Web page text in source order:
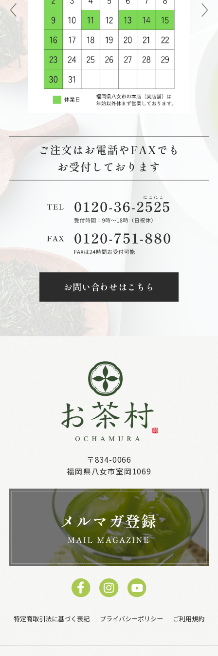
お問い合わせはこちら
〒834-0066
福岡県八女市室岡1069
特定商取引法に基づく表記 プライバシーポリシー ご利用規約